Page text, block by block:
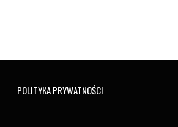
POLITYKA PRYWATNOŚCI